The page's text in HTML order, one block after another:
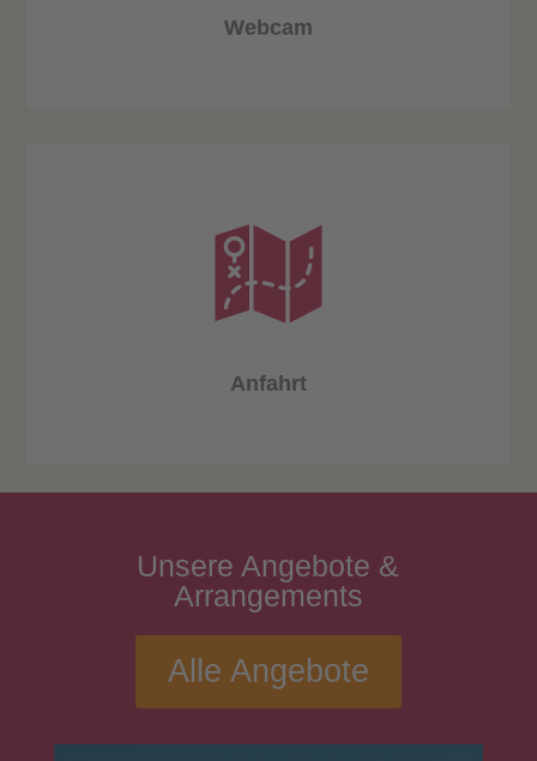
Webcam
Anfahrt
UnsereAngebote &
Arrangements
Alle Angebote